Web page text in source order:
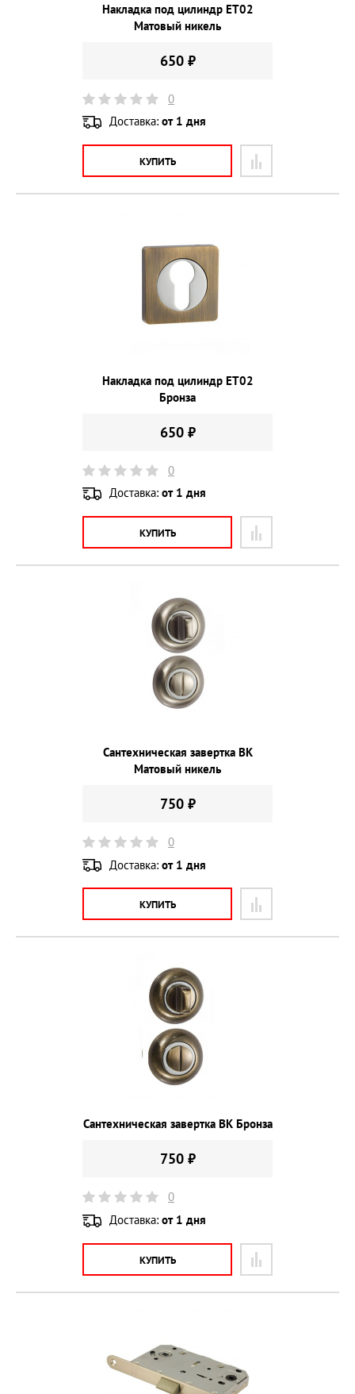
Накладка под цилиндр ET02
Матовый никель
650 ₽
0
Доставка: от 1 дня
КУПИТЬ
Накладка под цилиндр ET02
Бронза
650 ₽
0
Доставка: от 1 дня
КУПИТЬ
Сантехническая завертка BK
Матовый никель
750 ₽
0
Доставка: от 1 дня
КУПИТЬ
Сантехническая завертка BK Бронза
750 ₽
0
Доставка: от 1 дня
КУПИТЬ